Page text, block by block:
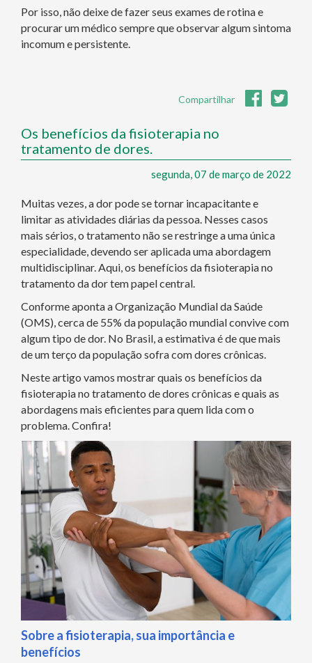
Por isso, não deixe de fazer seus exames de rotina e
procurar um médico sempre que observar algum sintoma
incomum e persistente.
Compartilhar
Os benefícios da fisioterapia no
tratamento de dores.
segunda, 07 de março de 2022
Muitas vezes, a dor pode se tornar incapacitante e
limitar as atividades diárias da pessoa. Nesses casos
mais sérios, o tratamento não se restringe a uma única
especialidade, devendo ser aplicada uma abordagem
multidisciplinar. Aqui, os benefícios da fisioterapia no
tratamento da dor tem papel central.
Conforme aponta a Organização Mundial da Saúde
(OMS), cerca de 55% da população mundial convive com
algum tipo de dor. No Brasil, a estimativa é de que mais
de um terço da população sofra com dores crônicas.
Neste artigo vamos mostrar quais os benefícios da
fisioterapia no tratamento de dores crônicas e quais as
abordagens mais eficientes para quem lida com o
problema. Confira!
Sobre a fisioterapia, sua importância e
benefícios